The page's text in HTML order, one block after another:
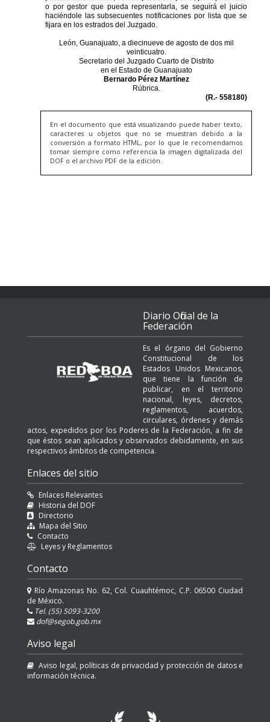
En el documento que está visualizando puede haber texto,
caracteres u objetos que no se muestran debido a la
conversión a formato HTML, por lo que le recomendamos
tomar siempre como referencia la imagen digitalizada del
DOF o el archivo PDF de la edición.
Diario Oficial de la
Federación
Es el órgano del Gobierno
Constitucional de los
Estados Unidos Mexicanos,
que tiene la función de
publicar, en el territorio
nacional, leyes, decretos,
reglamentos, acuerdos,
circulares, órdenes y demás
actos, expedidos por los Poderes de la Federación, a fin de
que éstos sean aplicados y observados debidamente, en sus
respectivos ámbitos de competencia.
Enlaces del sitio
Enlaces Relevantes
Historia del DOF
Directorio
Mapa del Sitio
Contacto
Leyes y Reglamentos
Contacto
Río Amazonas No. 62, Col. Cuauhtémoc, C.P. 06500 Ciudad
de México.
Tel. (55) 5093-3200
dof@segob.gob.mx
Aviso legal
Aviso legal, políticas de privacidad y protección de datos e
información técnica.